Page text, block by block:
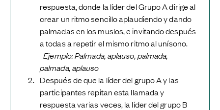
respuesta, donde la líder del Grupo A dirige al
crear un ritmo sencillo aplaudiendo y dando
palmadas en los muslos, e invitando después
a todas a repetir el mismo ritmo al unísono.
Ejemplo: Palmada, aplauso, palmada,
palmada, aplauso
Después de que la líder del grupo A y las
participantes repitan esta llamada y
respuesta varias veces, la líder del grupo B